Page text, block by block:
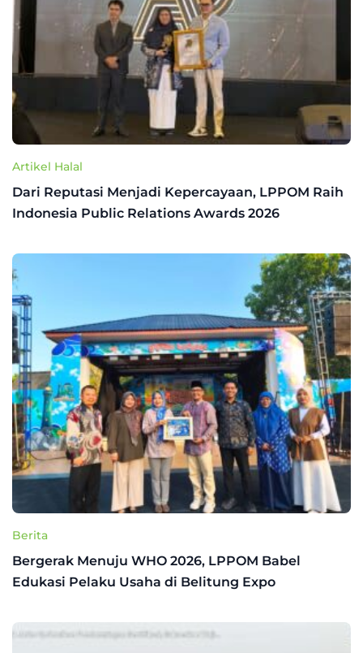
Artikel Halal
Dari Reputasi Menjadi Kepercayaan, LPPOM Raih
Indonesia Public Relations Awards 2026
Berita
Bergerak Menuju WHO 2026, LPPOM Babel
Edukasi Pelaku Usaha di Belitung Expo